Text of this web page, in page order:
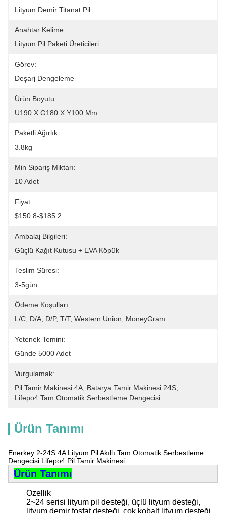
Lityum Demir Titanat Pil
Anahtar Kelime:
Lityum Pil Paketi Üreticileri
Görev:
Deşarj Dengeleme
Ürün Boyutu:
U190 X G180 X Y100 Mm
Paketli Ağırlık:
3.8kg
Min Sipariş Miktarı:
10 Adet
Fiyat:
$150.8-$185.2
Ambalaj Bilgileri:
Güçlü Kağıt Kutusu + EVA Köpük
Teslim Süresi:
3-5gün
Ödeme Koşulları:
L/C, D/A, D/P, T/T, Western Union, MoneyGram
Yetenek Temini:
Günde 5000 Adet
Vurgulamak:
Pil Tamir Makinesi 4A Batarya Tamir Makinesi 24S
Lifepo4 Tam Otomatik Serbestleme Dengecisi
Ürün Tanımı
Enerkey 2-24S 4A Lityum Pil Akıllı Tam Otomatik Serbestleme
Dengecisi Lifepo4 Pil Tamir Makinesi
Ürün Tanımı
Özellik
2~24 serisi lityum pil desteği, üçlü lityum desteği,
lityum demir fosfat desteği, çok kobalt lityum desteği,